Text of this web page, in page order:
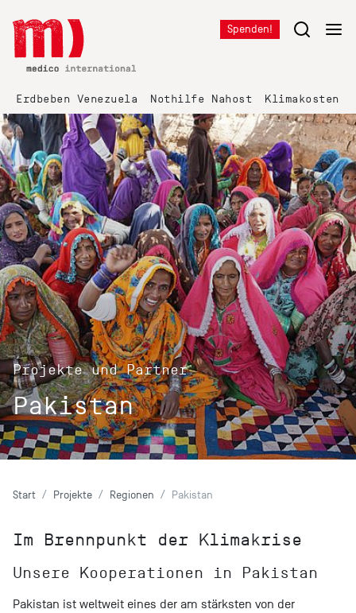
Spenden!
Erdbeben Venezuela Nothilfe Nahost Klimakosten
Projekte und Partner
Pakistan
Start Projekte Regionen Pakistan
Im Brennpunkt der Klimakrise
Unsere Kooperationen in Pakistan
Pakistan ist weltweit eines der am stärksten von der